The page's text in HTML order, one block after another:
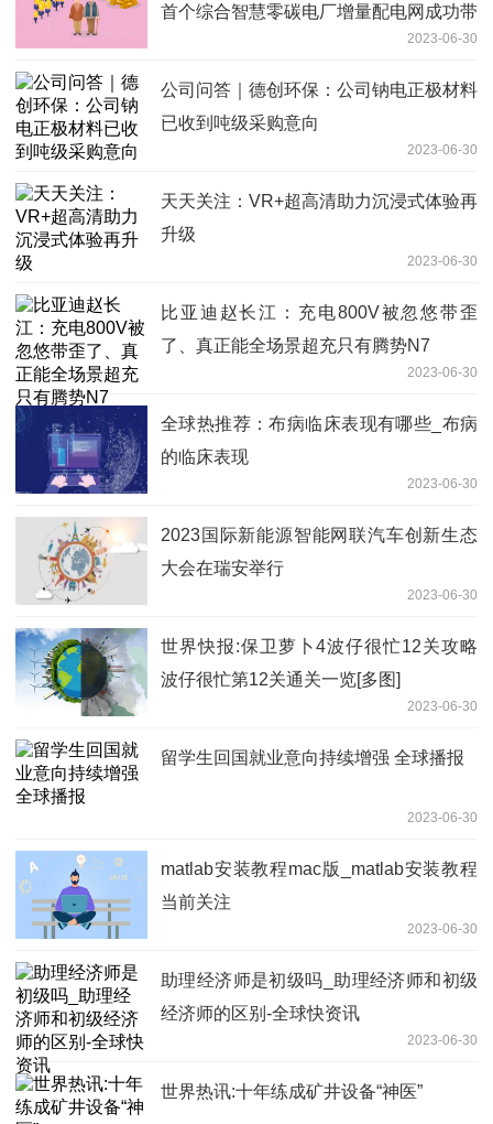
首个综合智慧零碳电厂增量配电网成功带
2023-06-30
公司问答｜德创环保：公司钠电正极材料
已收到吨级采购意向
2023-06-30
天天关注：VR+超高清助力沉浸式体验再
升级
2023-06-30
比亚迪赵长江：充电800V被忽悠带歪
了、真正能全场景超充只有腾势N7
2023-06-30
全球热推荐：布病临床表现有哪些_布病
的临床表现
2023-06-30
2023国际新能源智能网联汽车创新生态
大会在瑞安举行
2023-06-30
世界快报:保卫萝卜4波仔很忙12关攻略
波仔很忙第12关通关一览[多图]
2023-06-30
留学生回国就业意向持续增强 全球播报
2023-06-30
matlab安装教程mac版_matlab安装教程
当前关注
2023-06-30
助理经济师是初级吗_助理经济师和初级
经济师的区别-全球快资讯
2023-06-30
世界热讯:十年练成矿井设备“神医”